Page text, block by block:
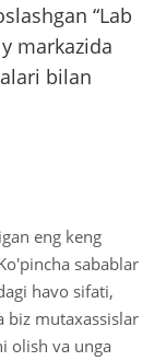
“Lab
markazida
bilan
eng keng
sabablar
havo sifati,
biz mutaxassislar
olish va unga